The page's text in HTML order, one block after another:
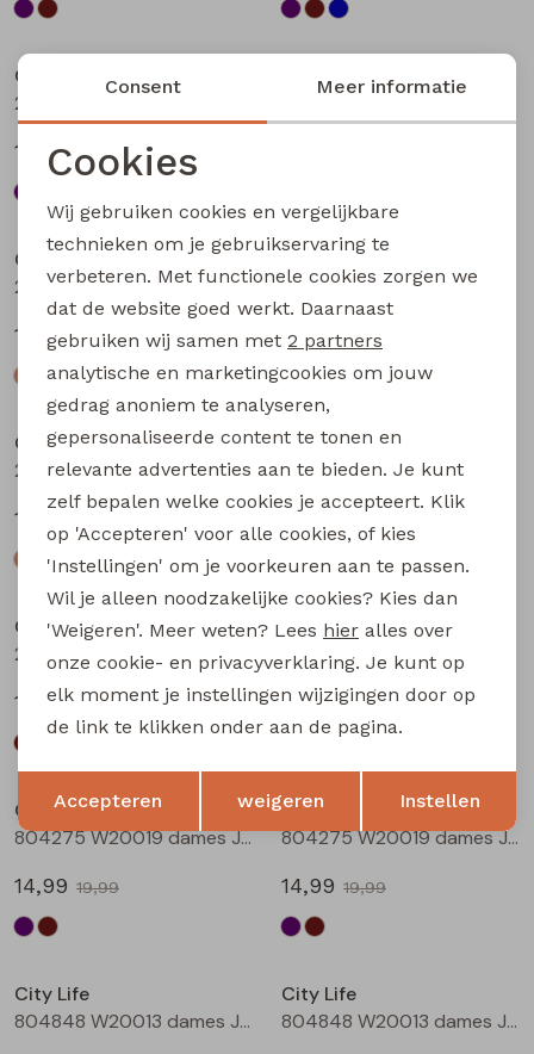
City Life
13,49
17,99
City Life
Sale
City Life
214289 W20030 dames T-shirt km Kit
14,99 19,99
City Life
14,99 19,99
City Life
214289 W20030 dames T-shirt km Marine
14,99
City Life
14,99
City Life
214290 W20011 dames T-shirt km Bruin
13,49
17,99
City Life
13,49 17,99
City Life
804275 W20019 dames Jurk Aubergine
14,99 19,99
City Life
804275 W20019 dames Jurk Bruin
14,99 19,99
City Life
804848 W20013 dames Jurk Aubergine
City Life
804848 W20013 dames Jurk Bruin
Noodzakelijke cookies
Analytische cookies
Marketing cookies
Terug Opslaan
Consent Meer informatie
Cookies
Wij gebruiken cookies en vergelijkbare
technieken om je gebruikservaring te
verbeteren. Met functionele cookies zorgen we
dat de website goed werkt. Daarnaast
gebruiken wij samen met 2 partners
analytische en marketingcookies om jouw
gedrag anoniem te analyseren,
gepersonaliseerde content te tonen en
relevante advertenties aan te bieden. Je kunt
zelf bepalen welke cookies je accepteert. Klik
op 'Accepteren' voor alle cookies, of kies
'Instellingen' om je voorkeuren aan te passen.
Wil je alleen noodzakelijke cookies? Kies dan
'Weigeren'. Meer weten? Lees hier alles over
onze cookie- en privacyverklaring. Je kunt op
elk moment je instellingen wijzigingen door op
de link te klikken onder aan de pagina.
Accepteren weigeren Instellen